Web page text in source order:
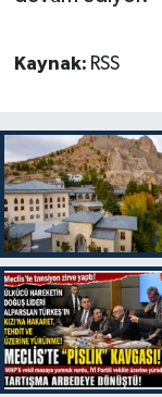
Kaynak: RSS